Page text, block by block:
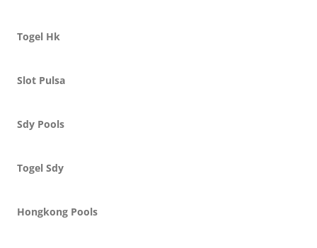
Togel Hk
Slot Pulsa
Sdy Pools
Togel Sdy
Hongkong Pools